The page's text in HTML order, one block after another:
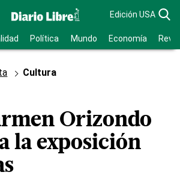
Edición USA
Política Mundo Economía
Cultura
Orizondo
la exposición